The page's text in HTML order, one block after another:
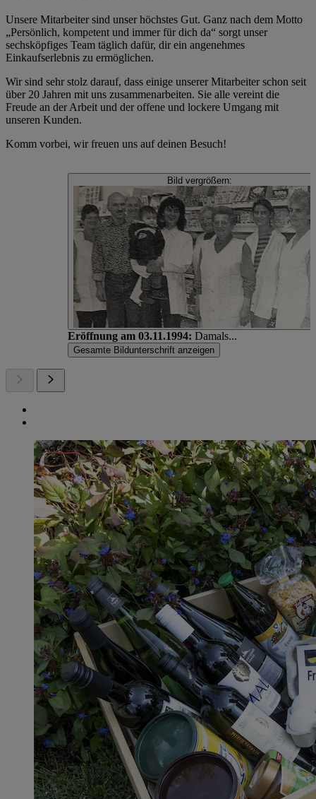
Unsere Mitarbeiter sind unser höchstes Gut. Ganz nach dem Motto
„Persönlich, kompetent und immer für dich da“ sorgt unser
sechsköpfiges Team täglich dafür, dir ein angenehmes
Einkaufserlebnis zu ermöglichen.
Wir sind sehr stolz darauf, dass einige unserer Mitarbeiter schon seit
über 20 Jahren mit uns zusammenarbeiten. Sie alle vereint die
Freude an der Arbeit und der offene und lockere Umgang mit
unseren Kunden.
Komm vorbei, wir freuen uns auf deinen Besuch!
Bild vergrößern:
Eröffnung am 03.11.1994: Damals...
Gesamte Bildunterschrift anzeigen